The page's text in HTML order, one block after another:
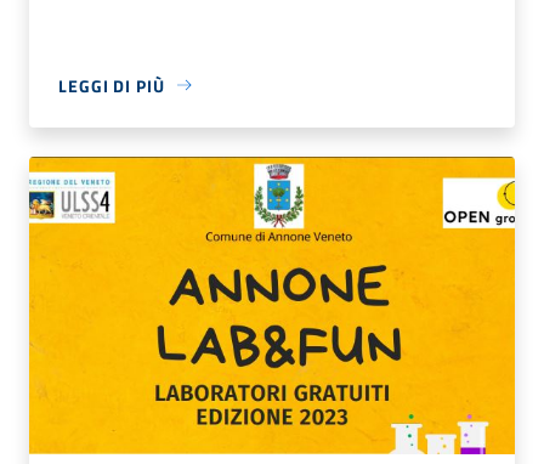
LEGGI DI PIÙ